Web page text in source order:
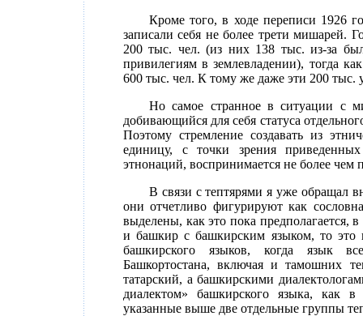
Кроме того, в ходе переписи 1926
записали себя не более трети мишарей.
200 тыс. чел. (из них 138 тыс. из-за
привилегиям в землевладении), тогда
600 тыс. чел. К тому же даже эти 200 тыс.
Но самое странное в ситуации с
добивающийся для себя статуса
Поэтому стремление создавать из
единицу, с точки зрения
этнонаций, воспринимается не более чем
В связи с тептярями я уже обращал
они отчетливо фигурируют как
выделены, как это пока предполагается,
и башкир с башкирским языком, то это
башкирского языков, когда язык
Башкортостана, включая и тамошних
татарский, а башкирскими
диалектом» башкирского языка, как
указанные выше две отдельные группы